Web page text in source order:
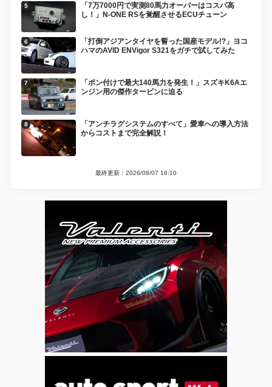
「7万7000円で実測80馬力オーバーはコスパ高
し！」N-ONE RSを覚醒させるECUチューン
「打倒アジアンタイヤを誓った国産モデル!?」ヨコ
ハマのAVID ENVigor S321をガチで試してみた
「ポン付けで最大140馬力を発生！」スズキK6Aエ
ンジン用の傑作タービンに迫る
「アンチラグシステムのすべて」愛車への導入方法
からコストまで完全解説！
最終更新：2026/08/07 16:10